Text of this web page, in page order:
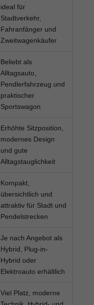
ideal für
Stadtverkehr,
Fahranfänger und
Zweitwagenkäufer
Beliebt als
Alltagsauto,
Pendlerfahrzeug und
praktischer
Sportswagon
Erhöhte Sitzposition,
modernes Design
und gute
Alltagstauglichkeit
Kompakt,
übersichtlich und
attraktiv für Stadt und
Pendelstrecken
Je nach Angebot als
Hybrid, Plug-in-
Hybrid oder
Elektroauto erhältlich
Viel Platz, moderne